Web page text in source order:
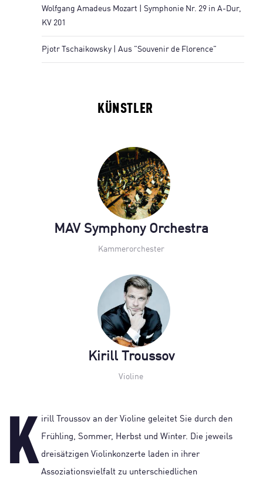
Wolfgang Amadeus Mozart | Symphonie Nr. 29 in A-Dur,
KV 201
Pjotr Tschaikowsky | Aus "Souvenir de Florence"
K irill Troussov an der Violine geleitet Sie durch den
Frühling, Sommer, Herbst und Winter. Die jeweils
dreisätzigen Violinkonzerte laden in ihrer
Assoziationsvielfalt zu unterschiedlichen
KÜNSTLER
MAV Symphony Orchestra
Kammerorchester
Kirill Troussov
Violine